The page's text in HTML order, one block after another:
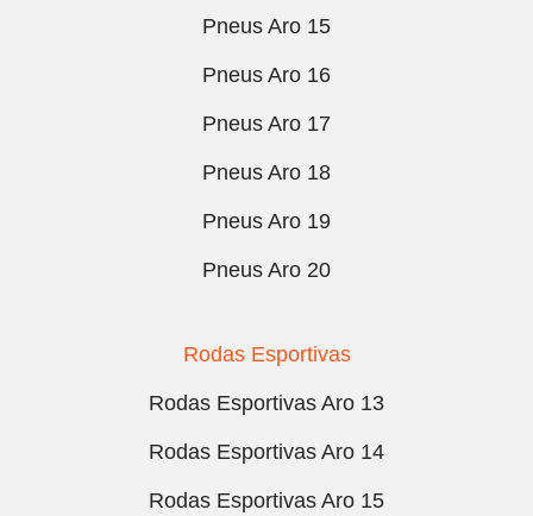
Pneus Aro 15
Pneus Aro 16
Pneus Aro 17
Pneus Aro 18
Pneus Aro 19
Pneus Aro 20
Rodas Esportivas
Rodas Esportivas Aro 13
Rodas Esportivas Aro 14
Rodas Esportivas Aro 15